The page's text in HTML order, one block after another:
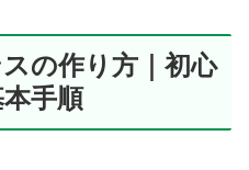
の作り方｜初心
手順